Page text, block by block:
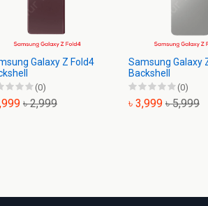
Galaxy Z Fold4
(0)
৳ 2,999
Samsung Galaxy
Backshell
(0)
৳ 3,999 ৳ 5,999